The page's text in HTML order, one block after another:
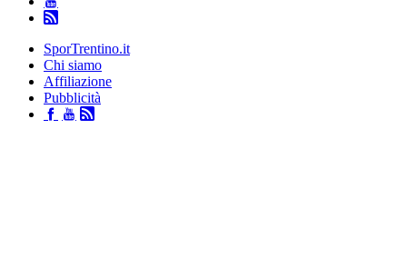
SporTrentino.it
Chi siamo
Affiliazione
Pubblicità